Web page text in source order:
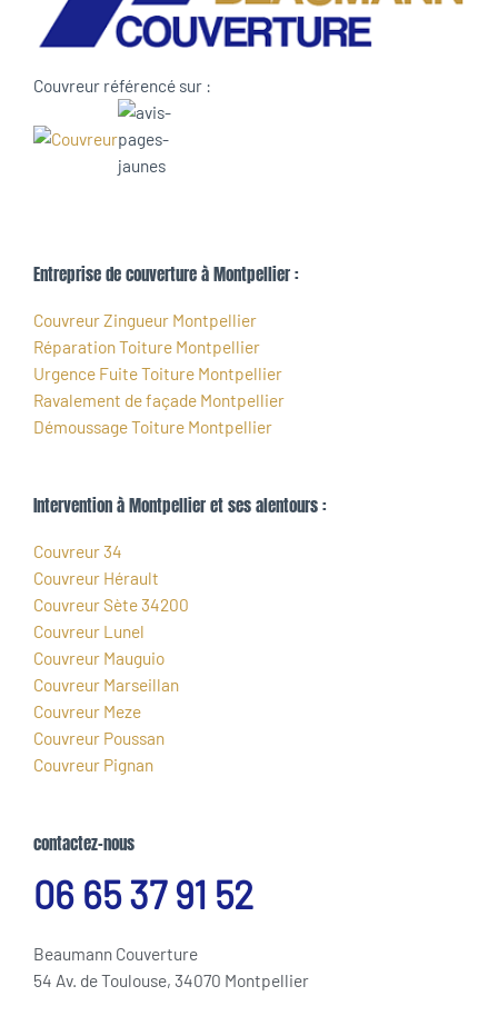
Couvreur référencé sur :
Entreprise de couverture à Montpellier :
Couvreur Zingueur Montpellier
Réparation Toiture Montpellier
Urgence Fuite Toiture Montpellier
Ravalement de façade Montpellier
Démoussage Toiture Montpellier
Intervention à Montpellier et ses alentours :
Couvreur 34
Couvreur Hérault
Couvreur Sète 34200
Couvreur Lunel
Couvreur Mauguio
Couvreur Marseillan
Couvreur Meze
Couvreur Poussan
Couvreur Pignan
contactez-nous
06 65 37 91 52
Beaumann Couverture
54 Av. de Toulouse, 34070 Montpellier